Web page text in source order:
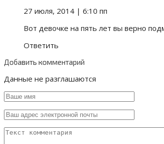
27 июля, 2014 | 6:10 пп
Вот девочке на пять лет вы верно
Ответить
Добавить комментарий
Данные не разглашаются